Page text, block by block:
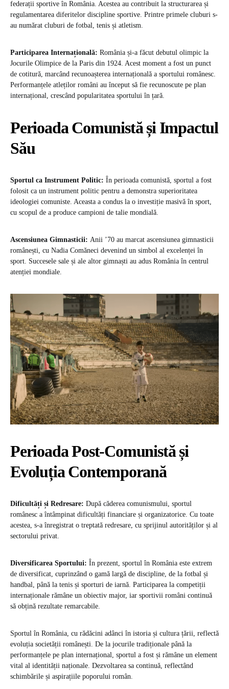
federații sportive în România. Acestea au contribuit la structurarea și
regulamentarea diferitelor discipline sportive. Printre primele cluburi s-
au numărat cluburi de fotbal, tenis și atletism.
Participarea Internațională: România și-a făcut debutul olimpic la
Jocurile Olimpice de la Paris din 1924. Acest moment a fost un punct
de cotitură, marcând recunoașterea internațională a sportului românesc.
Performanțele atleților români au început să fie recunoscute pe plan
internațional, crescând popularitatea sportului în țară.
Perioada Comunistă și Impactul
Său
Sportul ca Instrument Politic: În perioada comunistă, sportul a fost
folosit ca un instrument politic pentru a demonstra superioritatea
ideologiei comuniste. Aceasta a condus la o investiție masivă în sport,
cu scopul de a produce campioni de talie mondială.
Ascensiunea Gimnasticii: Anii ’70 au marcat ascensiunea gimnasticii
românești, cu Nadia Comăneci devenind un simbol al excelenței în
sport. Succesele sale și ale altor gimnaști au adus România în centrul
atenției mondiale.
Perioada Post-Comunistă și
Evoluția Contemporană
Dificultăți și Redresare: După căderea comunismului, sportul
românesc a întâmpinat dificultăți financiare și organizatorice. Cu toate
acestea, s-a înregistrat o treptată redresare, cu sprijinul autorităților și al
sectorului privat.
Diversificarea Sportului: În prezent, sportul în România este extrem
de diversificat, cuprinzând o gamă largă de discipline, de la fotbal și
handbal, până la tenis și sporturi de iarnă. Participarea la competiții
internaționale rămâne un obiectiv major, iar sportivii români continuă
să obțină rezultate remarcabile.
Sportul în România, cu rădăcini adânci în istoria și cultura țării, reflectă
evoluția societății românești. De la jocurile tradiționale până la
performanțele pe plan internațional, sportul a fost și rămâne un element
vital al identității naționale. Dezvoltarea sa continuă, reflectând
schimbările și aspirațiile poporului român.